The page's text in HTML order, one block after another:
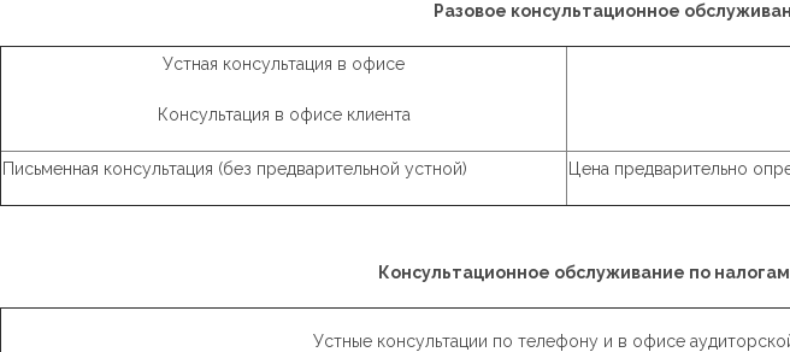
Разовое консультационное
Устная консультация в офисе
Консультация в офисе клиента
Письменная консультация (без предварительной устной) Цена предварительно
Консультационное обслуживание по
Устные консультации по телефону и в офисе